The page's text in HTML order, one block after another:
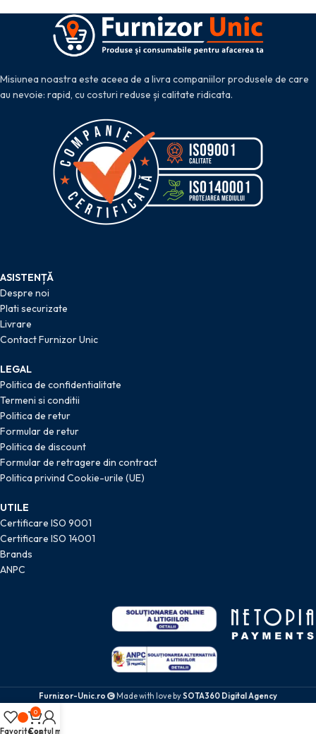
Misiunea noastra este aceea de a livra companiilor produsele de care
au nevoie: rapid, cu costuri reduse și calitate ridicata.
ASISTENȚĂ
Despre noi
Plati securizate
Livrare
Contact Furnizor Unic
LEGAL
Politica de confidentialitate
Termeni si conditii
Politica de retur
Formular de retur
Politica de discount
Formular de retragere din contract
Politica privind Cookie-urile (UE)
UTILE
Certificare ISO 9001
Certificare ISO 14001
Brands
ANPC
Furnizor-Unic.ro Made with love bySOTA360 Digital Agency
Favorite
0
Coș
Contul meu